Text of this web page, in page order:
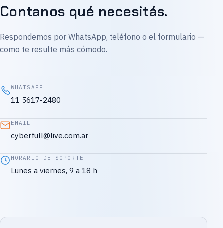
Contanos qué necesitás.
Respondemos por WhatsApp, teléfono o el formulario —
como te resulte más cómodo.
WHATSAPP
11 5617-2480
EMAIL
cyberfull@live.com.ar
HORARIO DE SOPORTE
Lunes a viernes, 9 a 18 h